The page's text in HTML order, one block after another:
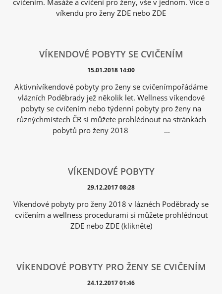
cvičením. Masáže a cvičení pro ženy, vše v jednom. Více o
víkendu pro ženy ZDE nebo ZDE
VÍKENDOVÉ POBYTY SE CVIČENÍM
15.01.2018 14:00
Aktivnívíkendové pobyty pro ženy se cvičenímpořádáme
vlázních Poděbrady jež několik let. Wellness víkendové
pobyty se cvičením nebo týdenní pobyty pro ženy na
různýchmístech ČR si můžete prohlédnout na stránkách
pobytů pro ženy 2018 ...
VÍKENDOVÉ POBYTY
29.12.2017 08:28
Víkendové pobyty pro ženy 2018 v láznéch Poděbrady se
cvičením a wellness procedurami si můžete prohlédnout
ZDE nebo ZDE (klikněte)
VÍKENDOVÉ POBYTY PRO ŽENY SE CVIČENÍM
24.12.2017 01:46